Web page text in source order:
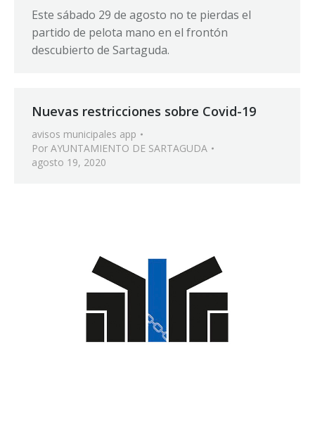
Este sábado 29 de agosto no te pierdas el
partido de pelota mano en el frontón
descubierto de Sartaguda.
Nuevas restricciones sobre Covid-19
avisos municipales app
Por AYUNTAMIENTO DE SARTAGUDA
agosto 19, 2020